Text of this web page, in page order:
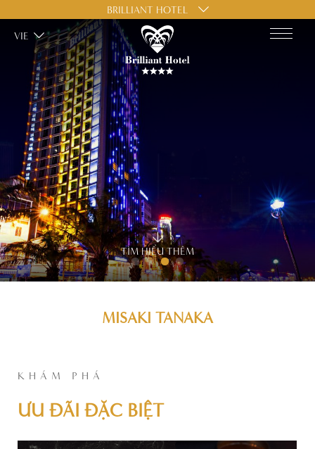
TÌM HIỂU THÊM
VIE
BRILLIANT HOTEL
MISAKI TANAKA
KHÁM PHÁ
ƯU ĐÃI ĐẶC BIỆT